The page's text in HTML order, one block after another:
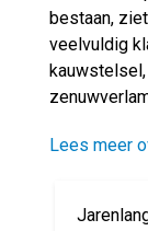
bestaan,
veelvuldig
Lees meer